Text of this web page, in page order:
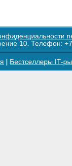
10. Телефон:
Бестселлеры IT-